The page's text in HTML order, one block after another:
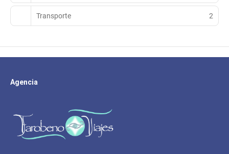
Transporte 2
Agencia